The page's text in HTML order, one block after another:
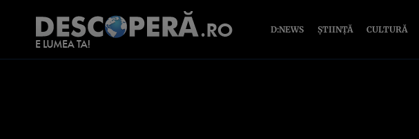
D:NEWS ȘTIINȚĂ CULTURĂ